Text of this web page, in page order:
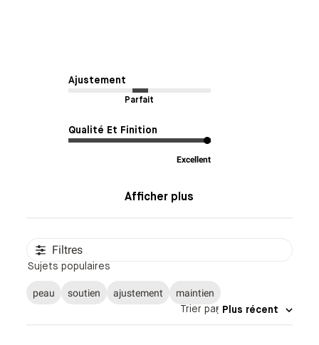
Ajustement
Parfait
Qualité Et Finition
Excellent
Afficher plus
Filtres
Sujets populaires
peau soutien ajustement maintien
Trier par: Plus récent